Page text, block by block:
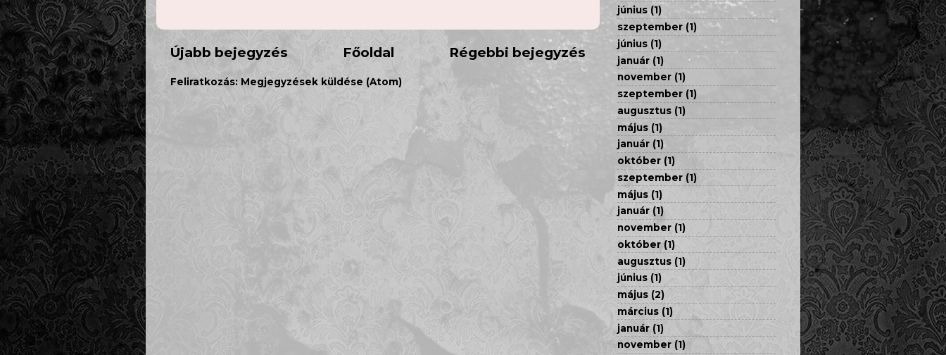
Újabb bejegyzés Régebbi bejegyzés
Főoldal
Feliratkozás: Megjegyzések küldése (Atom)
június (1)
szeptember (1)
június (1)
január (1)
november (1)
szeptember (1)
augusztus (1)
május (1)
január (1)
október (1)
szeptember (1)
május (1)
január (1)
november (1)
október(1)
augusztus (1)
június (1)
május (2)
március (1)
január (1)
november (1)